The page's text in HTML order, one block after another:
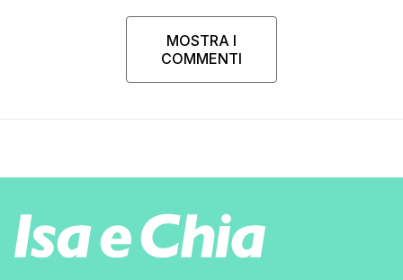
MOSTRA I
COMMENTI